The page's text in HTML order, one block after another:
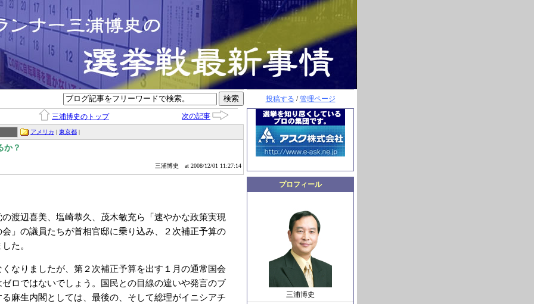
投稿する /管理ページ
プロフィール
三浦博史
三浦博史のトップ
次の記事
アメリカ | 東京都 |
か？
三浦博史 at 2008/12/01 11:27:14
渡辺喜美、塩崎恭久、茂木敏充ら「速やかな政策実現
」の議員たちが首相官邸に乗り込み、２次補正予算の
た。
くなりましたが、第２次補正予算を出す１月の通常国会
ロではないでしょう。国民との目線の違いや発言のブ
麻生内閣としては、最後の、そして総理がイニシアチ